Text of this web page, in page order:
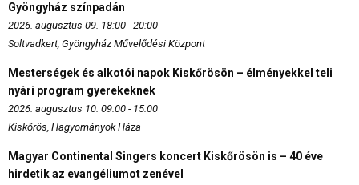
Gyöngyház színpadán
2026. augusztus 09. 18:00 - 20:00
Soltvadkert, Gyöngyház Művelődési Központ
Mesterségek és alkotói napok Kiskőrösön – élményekkel teli
nyári program gyerekeknek
2026. augusztus 10. 09:00 - 15:00
Kiskőrös, Hagyományok Háza
Magyar Continental Singers koncert Kiskőrösön is – 40 éve
hirdetik az evangéliumot zenével